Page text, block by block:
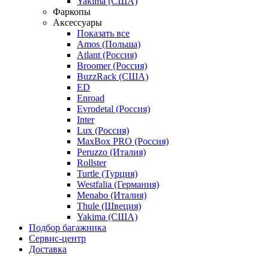
Фаркопы
Аксессуары
Показать все
Amos (Польша)
Atlant (Россия)
Broomer (Россия)
BuzzRack (США)
ED
Enroad
Evrodetal (Россия)
Inter
Lux (Россия)
MaxBox PRO (Россия)
Peruzzo (Италия)
Rollster
Turtle (Турция)
Westfalia (Германия)
Menabo (Италия)
Thule (Швеция)
Yakima (США)
Подбор багажника
Сервис-центр
Доставка